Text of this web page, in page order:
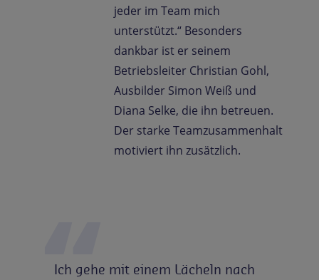
jeder im Team mich
unterstützt.“ Besonders
dankbar ist er seinem
Betriebsleiter Christian Gohl,
Ausbilder Simon Weiß und
Diana Selke, die ihn betreuen.
Der starke Teamzusammenhalt
motiviert ihn zusätzlich.
Ich gehe mit einem Lächeln nach